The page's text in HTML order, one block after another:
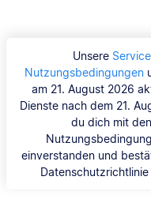
Unsere
Nutzungsbedingungen
am 21. August 2026
Dienste nach dem 21.
du dich mit
einverstanden und